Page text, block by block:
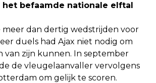
het befaamde nationale elftal
meer dan dertig wedstrijden voor
duels had Ajax niet nodig om
van zijn kunnen. In september
de vleugelaanvaller vervolgens
om gelijk te scoren.